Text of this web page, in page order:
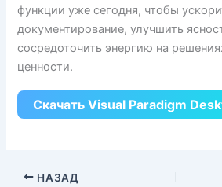
функции уже сегодня, чтобы
документирование, улучшить
сосредоточить энергию на
ценности.
Скачать Visual Paradigm
НАЗАД